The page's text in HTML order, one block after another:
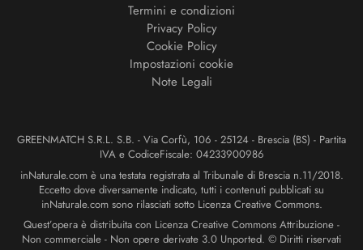
Termini e condizioni
Privacy Policy
Cookie Policy
Impostazioni cookie
Note Legali
GREENMATCH S.R.L. S.B. - Via Corfù, 106 - 25124 - Brescia (BS) - Partita
IVA e CodiceFiscale: 04233900986
inNaturale.com è una testata registrata al Tribunale di Brescia n.11/2018.
Eccetto dove diversamente indicato, tutti i contenuti pubblicati su
inNaturale.com sono rilasciati sotto Licenza Creative Commons.
Quest’opera è distribuita con Licenza Creative Commons Attribuzione -
Non commerciale - Non opere derivate 3.0 Unported. © Diritti riservati